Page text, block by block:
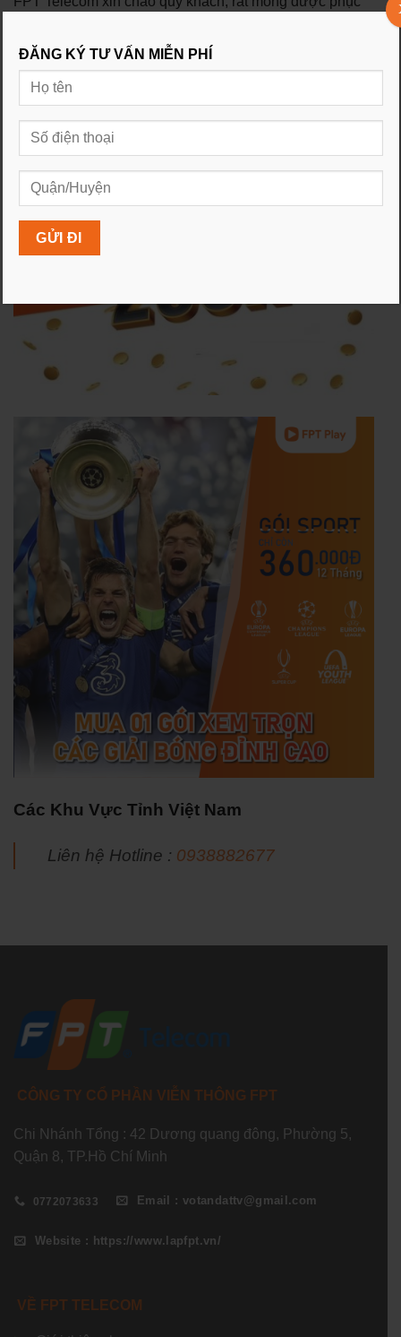
Các Khu Vực Tỉnh Việt Nam
Liên hệ Hotline : 0938882677
CÔNG TY CỔ PHẦN VIỄN THÔNG FPT
Chi Nhánh Tổng : 42 Dương quang đông, Phường 5,
Quận 8, TP.Hồ Chí Minh
0772073633 Email : votandattv@gmail.com
Website : https://www.lapfpt.vn/
VỀ FPT TELECOM
ĐĂNG KÝ TƯ VẤN MIỄN PHÍ